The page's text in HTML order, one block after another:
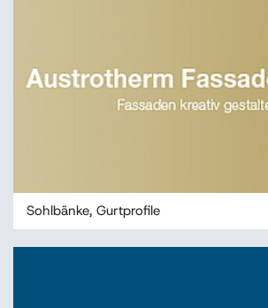
Sohlbänke, Gurtprofile